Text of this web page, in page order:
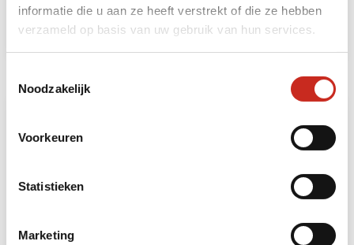
informatie die u aan ze heeft verstrekt of die ze hebben
verzameld op basis van uw gebruik van hun services.
Noodzakelijk
Voorkeuren
Statistieken
Marketing
Lees meer